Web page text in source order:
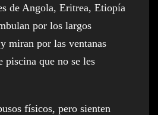
de Angola, Eritrea, Etiopía
por los largos
miran por las ventanas
piscina que no se les
físicos, pero sienten